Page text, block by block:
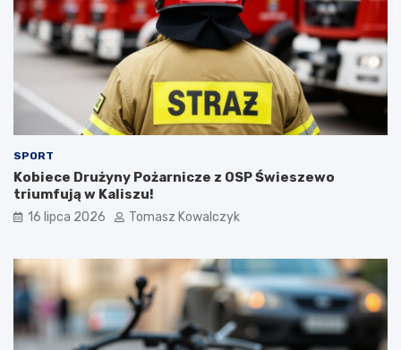
SPORT
Kobiece Drużyny Pożarnicze z OSP Świeszewo
triumfują w Kaliszu!
16 lipca 2026 Tomasz Kowalczyk